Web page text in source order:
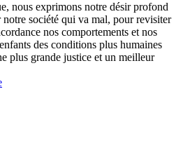
nous exprimons notre désir profond
société qui va mal, pour revisiter
nos comportements et nos
des conditions plus humaines
plus grande justice et un meilleur